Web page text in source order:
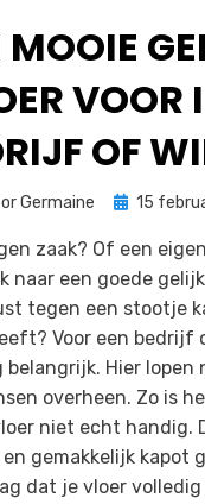
MOOIE
VOOR
OF
Germaine
Geplaatst
15
zaak? Of een
naar een goede
tegen een stootje
Voor een bedrijf
belangrijk. Hier lopen
overheen. Zo is
niet echt handig.
gemakkelijk kapot
dat je vloer